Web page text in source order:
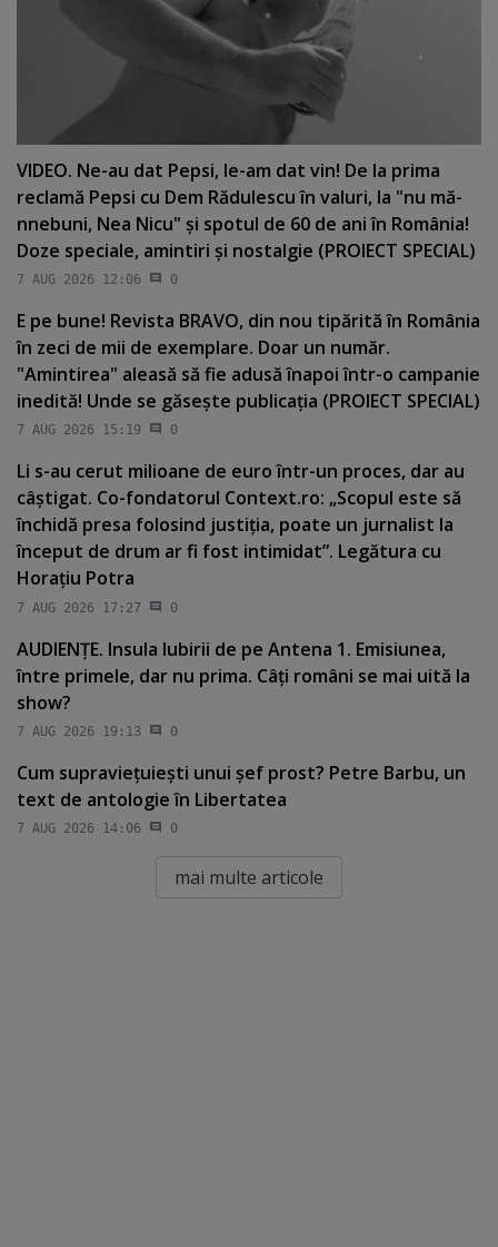
VIDEO. Ne-au dat Pepsi, le-am dat vin! De la prima
reclamă Pepsi cu Dem Rădulescu în valuri, la "nu mă-
nnebuni, Nea Nicu" şi spotul de 60 de ani în România!
Doze speciale, amintiri şi nostalgie (PROIECT SPECIAL)
7 AUG 2026 12:06 0
E pe bune! Revista BRAVO, din nou tipărită în România
în zeci de mii de exemplare. Doar un număr.
"Amintirea" aleasă să fie adusă înapoi într-o campanie
inedită! Unde se găseşte publicaţia (PROIECT SPECIAL)
7 AUG 2026 15:19 0
Li s-au cerut milioane de euro într-un proces, dar au
câştigat. Co-fondatorul Context.ro: „Scopul este să
închidă presa folosind justiţia, poate un jurnalist la
început de drum ar fi fost intimidat”. Legătura cu
Horaţiu Potra
7 AUG 2026 17:27 0
AUDIENŢE. Insula Iubirii de pe Antena 1. Emisiunea,
între primele, dar nu prima. Câţi români se mai uită la
show?
7 AUG 2026 19:13 0
Cum supravieţuieşti unui şef prost? Petre Barbu, un
text de antologie în Libertatea
7 AUG 2026 14:06 0
mai multe articole